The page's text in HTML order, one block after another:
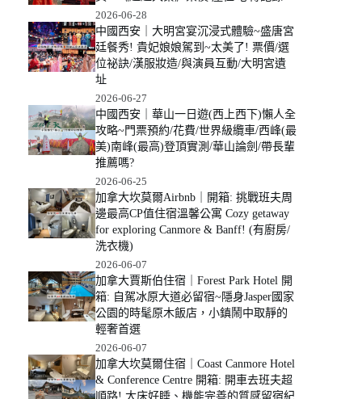
2026-06-28
中國西安｜大明宮宴沉浸式體驗~盛唐宮
廷餐秀! 貴妃娘娘駕到~太美了! 票價/選
位祕訣/漢服妝造/與演員互動/大明宮遺
址
2026-06-27
中國西安｜華山一日遊(西上西下)懶人全
攻略~門票預約/花費/世界級纜車/西峰(最
美)南峰(最高)登頂實測/華山論劍/帶長輩
推薦嗎?
2026-06-25
加拿大坎莫爾Airbnb｜開箱: 挑戰班夫周
邊最高CP值住宿溫馨公寓 Cozy getaway
for exploring Canmore & Banff! (有廚房/
洗衣機)
2026-06-07
加拿大賈斯伯住宿｜Forest Park Hotel 開
箱: 自駕冰原大道必留宿~隱身Jasper國家
公園的時髦原木飯店，小鎮鬧中取靜的
輕奢首選
2026-06-07
加拿大坎莫爾住宿｜Coast Canmore Hotel
& Conference Centre 開箱: 開車去班夫超
順路! 大床好睡、機能完善的質感留宿紀